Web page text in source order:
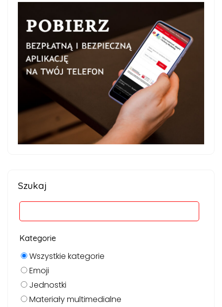
Szukaj
Kategorie
Wszystkie kategorie
Emoji
Jednostki
Materiały multimedialne